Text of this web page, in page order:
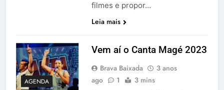
filmes e propor…
Leia mais
AGENDA
Vem aí o Canta Magé 2023
Brava Baixada
3 anos
ago
1 3 mins